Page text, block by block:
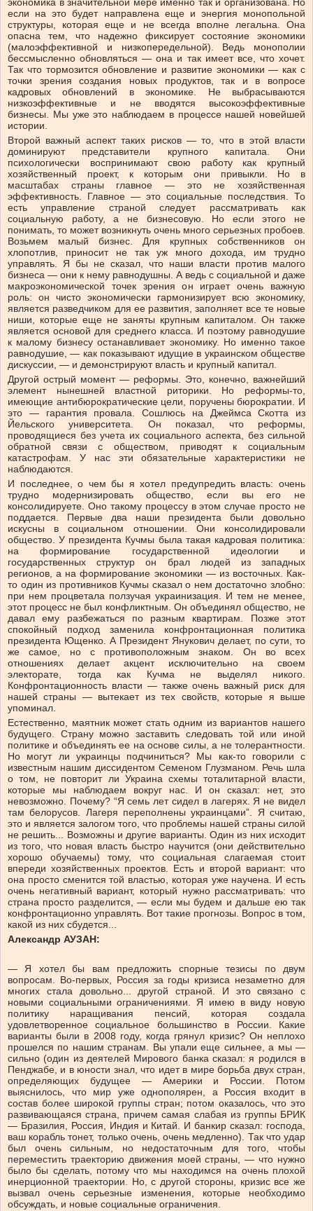
экономика в значительной мере именно так и организована. Но
если на это будет направлена еще и энергия монопольной
структуры, которая еще и не всегда вполне легальна. Она
опасна тем, что надежно фиксирует состояние экономики
(малоэффективной и низкопередельной). Ведь монополии
бессмысленно обновляться — она и так имеет все, что хочет.
Так что тормозится обновление и развитие экономики — как с
точки зрения создания новых продуктов, так и в вопросе
кадровых обновлений в экономике. Не выбрасываются
низкоэффективные и не вводятся высокоэффективные
бизнесы. Мы уже это наблюдаем в процессе нашей новейшей
истории.
Второй важный аспект таких рисков — то, что в этой власти
доминируют представители крупного капитала. Они
психологически воспринимают свою работу как крупный
хозяйственный проект, к которым они привыкли. Но в
масштабах страны главное — это не хозяйственная
эффективность. Главное — это социальные последствия. То
есть управление страной следует рассматривать как
социальную работу, а не бизнесовую. Но если этого не
понимать, то может возникнуть очень много серьезных пробоев.
Возьмем малый бизнес. Для крупных собственников он
хлопотлив, приносит не так уж много дохода, им трудно
управлять. Я бы не сказал, что наши власти против малого
бизнеса — они к нему равнодушны. А ведь с социальной и даже
макроэкономической точек зрения он играет очень важную
роль: он чисто экономически гармонизирует всю экономику,
является разведчиком для ее развития, заполняет все те новые
ниши, которые еще не заняты крупным капиталом. Он также
является основой для среднего класса. И поэтому равнодушие
к малому бизнесу останавливает экономику. Но именно такое
равнодушие, — как показывают идущие в украинском обществе
дискуссии, — и демонстрируют власть и крупный капитал.
Другой острый момент — реформы. Это, конечно, важнейший
элемент нынешней властной риторики. Но реформы-то,
имеющие антибюрократические цели, поручены бюрократии. И
это — гарантия провала. Сошлюсь на Джеймса Скотта из
Йельского университета. Он показал, что реформы,
проводящиеся без учета их социального аспекта, без сильной
обратной связи с обществом, приводят к социальным
катастрофам. У нас эти обязательные характеристики не
наблюдаются.
И последнее, о чем бы я хотел предупредить власть: очень
трудно модернизировать общество, если вы его не
консолидируете. Оно такому процессу в этом случае просто не
поддается. Первые два наши президента были довольно
искусны в социальном отношении. Они консолидировали
общество. У президента Кучмы была такая кадровая политика:
на формирование государственной идеологии и
государственных структур он брал людей из западных
регионов, а на формирование экономики — из восточных. Как-
то один из противников Кучмы сказал о нем достаточно злобно:
при нем процветала ползучая украинизация. И тем не менее,
этот процесс не был конфликтным. Он объединял общество, не
давал ему разбежаться по разным квартирам. Позже этот
спокойный подход заменила конфронтационная политика
президента Ющенко. А Президент Янукович делает, по сути, то
же самое, но с противоположным знаком. Он во всех
отношениях делает акцент исключительно на своем
электорате, тогда как Кучма не выделял никого.
Конфронтационность власти — также очень важный риск для
нашей страны — вытекает из тех свойств, которые я выше
упоминал.
Естественно, маятник может стать одним из вариантов нашего
будущего. Страну можно заставить следовать той или иной
политике и объединять ее на основе силы, а не толерантности.
Но могут ли украинцы подчиниться? Мы как-то говорили с
известным нашим диссидентом Семеном Глузманом. Речь шла
о том, не повторит ли Украина схемы тоталитарной власти,
которые мы наблюдаем вокруг нас. И он сказал: нет, это
невозможно. Почему? “Я семь лет сидел в лагерях. Я не видел
там белорусов. Лагеря переполнены украинцами”. Я считаю,
это и является залогом того, что проблемы нашей страны силой
не решить... Возможны и другие варианты. Один из них исходит
из того, что новая власть быстро научится (они действительно
хорошо обучаемы) тому, что социальная слагаемая стоит
впереди хозяйственных проектов. Есть и второй вариант: что
она просто сменится той властью, которая уже научена. И есть
очень негативный вариант, который нужно рассматривать: что
страна просто разделится, — если мы будем и дальше ею так
конфронтационно управлять. Вот такие прогнозы. Вопрос в том,
какой из них сбудется...
Александр АУЗАН:
— Я хотел бы вам предложить спорные тезисы по двум
вопросам. Во-первых, Россия за годы кризиса незаметно для
многих стала довольно... другой страной. И это связано с
новыми социальными ограничениями. Я имею в виду новую
политику наращивания пенсий, которая создала
удовлетворенное социальное большинство в России. Какие
варианты были в 2008 году, когда грянул кризис? Он неплохо
прошелся по нашим странам. Вы упали еще сильнее, а мы —
сильно (один из деятелей Мирового банка сказал: я родился в
Пенджабе, и в юности знал, что идет в мире борьба двух стран,
определяющих будущее — Америки и России. Потом
выяснилось, что мир уже однополярен, а Россия входит в
состав более широкой группы стран; потом оказалось, что это
развивающаяся страна, причем самая слабая из группы БРИК
— Бразилия, Россия, Индия и Китай. И банкир сказал: господа,
ваш корабль тонет, только очень, очень медленно). Так что удар
был очень сильным, но недостаточным для того, чтобы
переместить траекторию движения моей страны, — что нужно
было бы сделать, потому что мы находимся на очень плохой
инерционной траектории. Но, с другой стороны, кризис все же
вызвал очень серьезные изменения, которые необходимо
обсуждать, и новые социальные ограничения.